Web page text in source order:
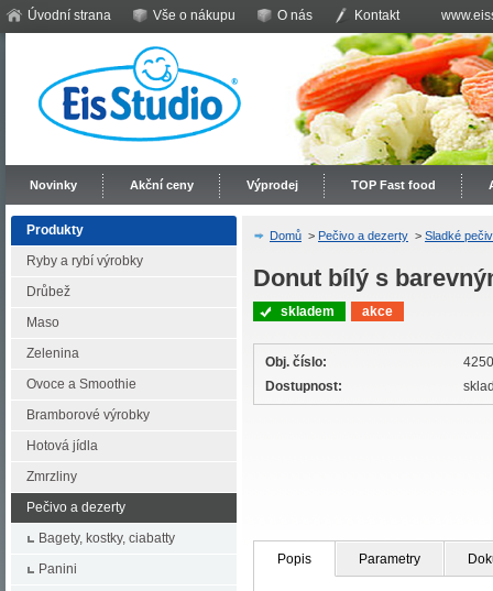
Úvodní strana Vše o nákupu O nás Kontakt
Novinky Akční ceny Výprodej TOP Fast food
Produkty
Ryby a rybí výrobky
Drůbež
Maso
Zelenina
Ovoce a Smoothie
Bramborové výrobky
Hotová jídla
Zmrzliny
Pečivo a dezerty
Bagety, kostky, ciabatty
Panini
Domů > Pečivo a dezerty > Sladké
Donut bílý s
skladem akce
Obj. číslo:
Dostupnost:
Popis Parametry